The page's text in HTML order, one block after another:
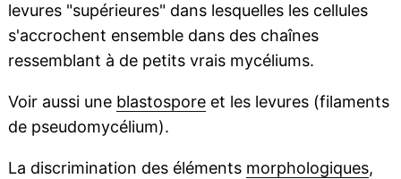
levures "supérieures" dans lesquelles les cellules
s'accrochent ensemble dans des chaînes
ressemblant à de petits vrais mycéliums.
Voir aussi une blastosporeet les levures (filaments
de pseudomycélium).
La discrimination des éléments morphologiques,